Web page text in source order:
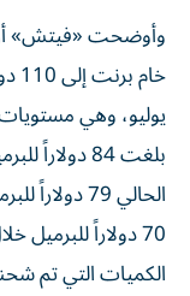
وأوضحت «فيتش»
يوليو، وهي مستويات
بلغت 84
الحالي 79
70 دولاراً للبرميل
الكميات التي تم